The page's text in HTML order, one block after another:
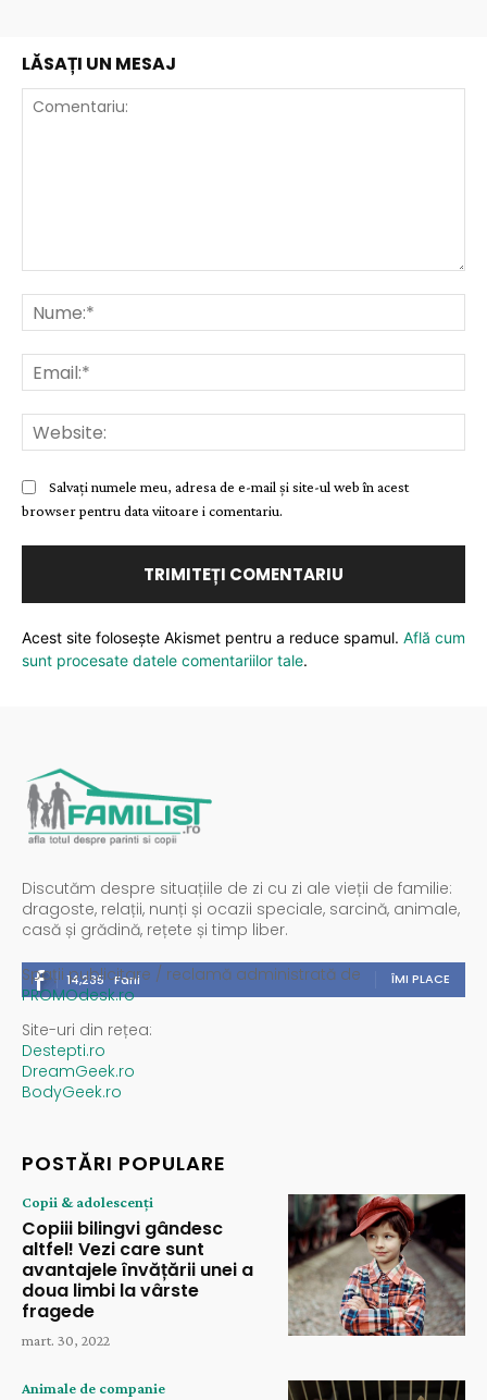
LĂSAȚI UN MESAJ
Salvați numele meu, adresa de e-mail și site-ul web în acest
browser pentru data viitoare i comentariu.
Acest site folosește Akismet pentru a reduce spamul. Află cum
sunt procesate datele comentariilor tale.
Discutăm despre situațiile de zi cu zi ale vieții de familie:
dragoste, relații, nunți și ocazii speciale, sarcină, animale,
casă și grădină, rețete și timp liber.
14,235 Fani ÎMI PLACE
Spații publicitare / reclamă administrată de
PROMOdesk.ro
Site-uri din rețea:
Destepti.ro
DreamGeek.ro
BodyGeek.ro
POSTĂRI POPULARE
Copii & adolescenți
Copiii bilingvi gândesc
altfel! Vezi care sunt
avantajele învățării unei a
doua limbi la vârste
fragede
mart. 30, 2022
Animale de companie